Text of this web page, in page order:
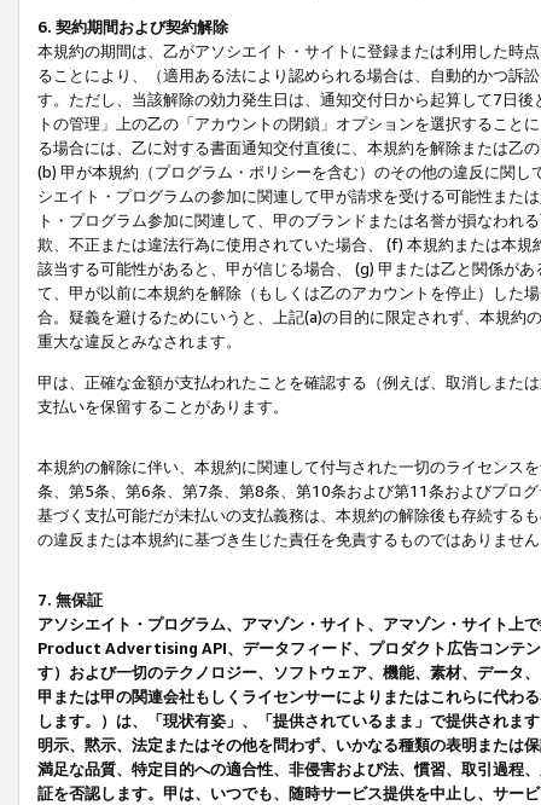
6. 契約期間および契約解除
本規約の期間は、乙がアソシエイト・サイトに登録または利用した時
ることにより、（適用ある法により認められる場合は、自動的かつ訴
す。ただし、当該解除の効力発生日は、通知交付日から起算して7日
トの管理」上の乙の「アカウントの閉鎖」オプションを選択するこ
る場合には、乙に対する書面通知交付直後に、本規約を解除または乙
(b) 甲が本規約（プログラム・ポリシーを含む）のその他の違反に関
シエイト・プログラムの参加に関連して甲が請求を受ける可能性また
ト・プログラム参加に関連して、甲のブランドまたは名誉が損なわれ
欺、不正または違法行為に使用されていた場合、 (f) 本規約または本
該当する可能性があると、甲が信じる場合、 (g) 甲または乙と関係が
て、甲が以前に本規約を解除（もしくは乙のアカウントを停止）した
合。疑義を避けるためにいうと、上記(a)の目的に限定されず、本規
重大な違反とみなされます。
甲は、正確な金額が支払われたことを確認する（例えば、取消しまた
支払いを保留することがあります。
本規約の解除に伴い、本規約に関連して付与された一切のライセンス
条、第5条、第6条、第7条、第8条、第10条および第11条およびプロ
基づく支払可能だが未払いの支払義務は、本規約の解除後も存続する
の違反または本規約に基づき生じた責任を免責するものではありませ
7. 無保証
アソシエイト・プログラム、アマゾン・サイト、アマゾン・サイト上
Product Advertising API、データフィード、プロダクト広告コンテ
す）および一切のテクノロジー、ソフトウェア、機能、素材、データ
甲または甲の関連会社もしくライセンサーによりまたはこれらに代わ
します。）は、「現状有姿」、「提供されているまま」で提供されま
明示、黙示、法定またはその他を問わず、いかなる種類の表明または
満足な品質、特定目的への適合性、非侵害および法、慣習、取引過程
証を否認します。甲は、いつでも、随時サービス提供を中止し、サー